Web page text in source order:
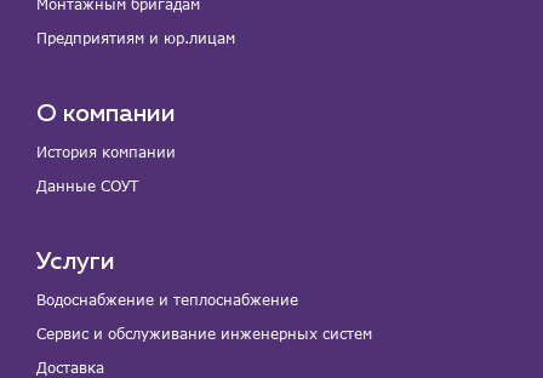
Монтажным бригадам
Предприятиям и юр.лицам
О компании
История компании
Данные СОУТ
Услуги
Водоснабжение и теплоснабжение
Сервис и обслуживание инженерных систем
Доставка